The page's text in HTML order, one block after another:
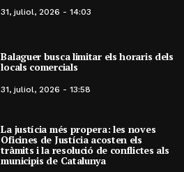
31, juliol, 2026 - 14:03
Balaguer busca limitar els horaris dels
locals comercials
31, juliol, 2026 - 13:58
La justícia més propera: les noves
Oficines de Justícia acosten els
tràmits i la resolució de conflictes als
municipis de Catalunya